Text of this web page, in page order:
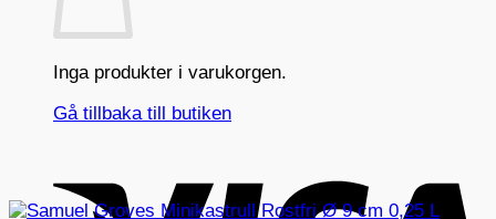
Inga produkter i varukorgen.
Gå tillbaka till butiken